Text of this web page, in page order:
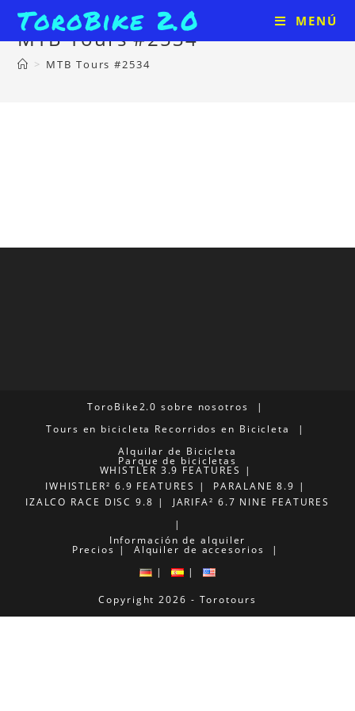
ToroBike 2.0 MENÚ
MTB Tours #2534
> MTB Tours #2534
ToroBike2.0 sobre nosotros
Tours en bicicleta Recorridos en Bicicleta
Alquilar de Bicicleta
Parque de bicicletas
WHISTLER 3.9 FEATURES
IWHISTLER² 6.9 FEATURES
PARALANE 8.9
IZALCO RACE DISC 9.8
JARIFA² 6.7 NINE FEATURES
Información de alquiler
Precios Alquiler de accesorios
Copyright 2026 - Torotours